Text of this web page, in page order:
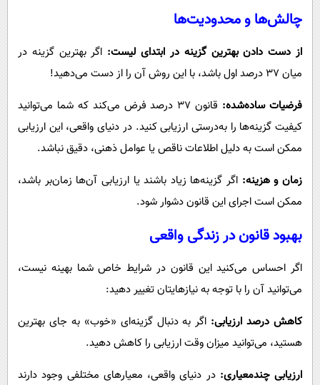
چالش‌ها و محدودیت‌ها
از دست دادن بهترین گزینه در ابتدای لیست: اگر بهترین گزینه در
میان ۳۷ درصد اول باشد، با این روش آن را از دست می‌دهید!
فرضیات ساده‌شده:
قانون ۳۷ درصد فرض می‌کند که شما می‌توانید
کیفیت گزینه‌ها را به‌درستی ارزیابی کنید. در دنیای واقعی، این ارزیابی
ممکن است به دلیل اطلاعات ناقص یا عوامل ذهنی، دقیق نباشد.
زمان و هزینه: اگر گزینه‌ها زیاد باشند یا ارزیابی آن‌ها زمان‌بر باشد،
ممکن است اجرای این قانون دشوار شود.
بهبود قانون در زندگی واقعی
اگر احساس می‌کنید این قانون در شرایط خاص شما بهینه نیست،
می‌توانید آن را با توجه به نیازهایتان تغییر دهید:
کاهش درصد ارزیابی: اگر به دنبال گزینه‌ای «خوب» به جای بهترین
هستید، می‌توانید میزان وقت ارزیابی را کاهش دهید.
ارزیابی چندمعیاری: در دنیای واقعی، معیارهای مختلفی وجود دارند